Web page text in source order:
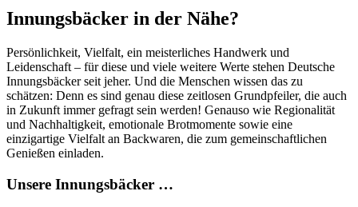
Innungsbäcker in der Nähe?
Persönlichkeit, Vielfalt, ein meisterliches Handwerk und
Leidenschaft – für diese und viele weitere Werte stehen Deutsche
Innungsbäcker seit jeher. Und die Menschen wissen das zu
schätzen: Denn es sind genau diese zeitlosen Grundpfeiler, die auch
in Zukunft immer gefragt sein werden! Genauso wie Regionalität
und Nachhaltigkeit, emotionale Brotmomente sowie eine
einzigartige Vielfalt an Backwaren, die zum gemeinschaftlichen
Genießen einladen.
Unsere Innungsbäcker …